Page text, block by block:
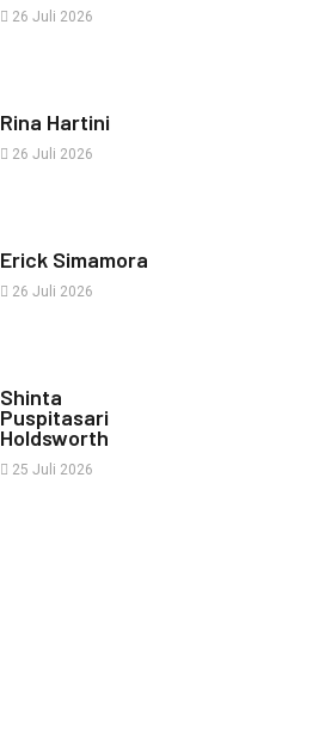
26 Juli 2026
Rina Hartini
26 Juli 2026
Erick Simamora
26 Juli 2026
Shinta
Puspitasari
Holdsworth
25 Juli 2026